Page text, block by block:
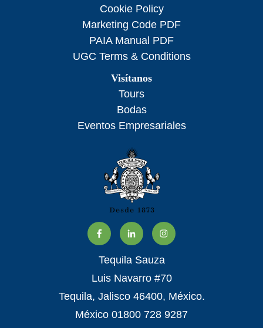
Tequila Sauza
Luis Navarro #70
Tequila, Jalisco 46400, México.
México 01800 728 9287
Cookie Policy
Marketing Code PDF
PAIA Manual PDF
UGC Terms & Conditions
Visítanos
Tours
Bodas
Eventos Empresariales